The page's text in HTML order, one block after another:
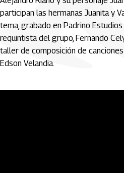
participan las hermanas Juanita y
tema, grabado en Padrino
requintista del grupo, Fernando
taller de composición de
Edson Velandia.